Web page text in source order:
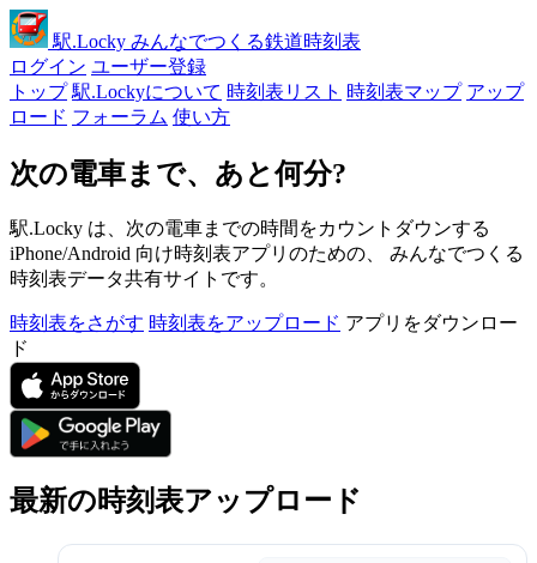
駅.Locky みんなでつくる鉄道時刻表
ログイン ユーザー登録
トップ 駅.Lockyについて 時刻表リスト 時刻表マップ アップ
ロード フォーラム 使い方
次の電車まで、あと何分?
駅.Locky は、次の電車までの時間をカウントダウンする
iPhone/Android 向け時刻表アプリのための、 みんなでつくる
時刻表データ共有サイトです。
時刻表をさがす 時刻表をアップロード アプリをダウンロー
ド
最新の時刻表アップロード